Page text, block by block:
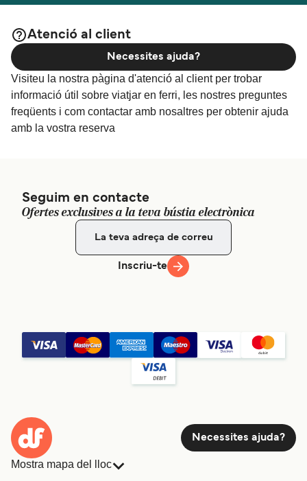
Atenció al client
Visiteu la nostra pàgina d'atenció al client per trobar
informació útil sobre viatjar en ferri, les nostres preguntes
freqüents i com contactar amb nosaltres per obtenir ajuda
amb la vostra reserva
Necessites ajuda?
Seguim en contacte
Ofertes exclusives a la teva bústia electrònica
Inscriu-te
Necessites ajuda?
Mostra mapa del lloc